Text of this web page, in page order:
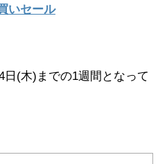
いセール
日(木)までの1週間となって